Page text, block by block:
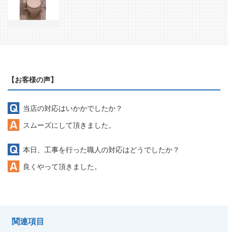
【お客様の声】
当店の対応はいかかでしたか？
スムーズにして頂きました。
本日、工事を行った職人の対応はどうでしたか？
良くやって頂きました。
関連項目